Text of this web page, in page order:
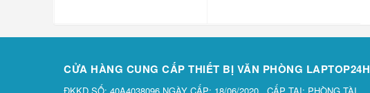
CỬA HÀNG CUNG CẤP THIẾT BỊ VĂN PHÒNG LAPTOP24H
ĐKKD SỐ: 40A4038096 NGÀY CẤP: 18/06/2020 , CẤP TẠI: PHÒNG TÀI